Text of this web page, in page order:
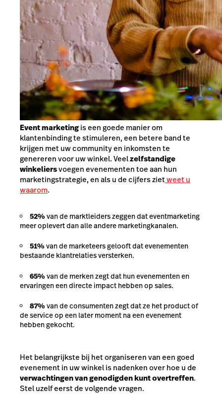
Event marketingis een goede manier om
klantenbinding te stimuleren, een betere band te
krijgen met uw community en inkomsten te
genereren voor uw winkel. Veelzelfstandige
winkeliersvoegen evenementen toe aan hun
marketingstrategie, en als u de cijfers zietweet u
waarom.
52%van de marktleiders zeggen dat eventmarketing
meer oplevert dan alle andere marketingkanalen.
51%van de marketeers gelooft dat evenementen
bestaande klantrelaties versterken.
65%van de merken zegt dat hun evenementen en
ervaringen een directe impact hebben op sales.
87%van de consumenten zegt dat ze het product of
de service op een later moment na een evenement
hebben gekocht.
Het belangrijkste bij het organiseren van een goed
evenement in uw winkel is nadenken over hoe u de
verwachtingen van genodigden kunt overtreffen.
Stel uzelf eerst de volgende vragen.